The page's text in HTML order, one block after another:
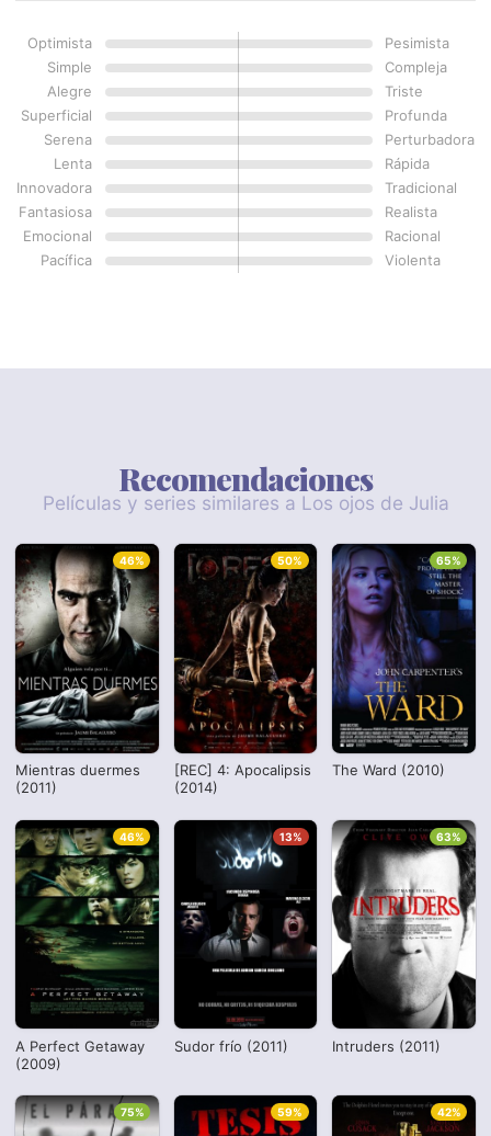
Optimista
Pesimista
Simple
Compleja
Alegre
Triste
Superficial
Profunda
Serena
Perturbadora
Lenta
Rápida
Innovadora
Tradicional
Fantasiosa
Realista
Emocional
Racional
Pacífica
Violenta
Recomendaciones
Películas y series similares a Los ojos de Julia
Mientras duermes
(2011)
46%
[REC] 4: Apocalipsis
(2014)
50%
The Ward (2010)
65%
A Perfect Getaway
(2009)
46%
Sudor frío (2011)
13%
Intruders (2011)
63%
75% 59% 42%